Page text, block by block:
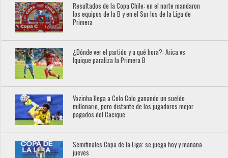
Resultados de la Copa Chile: en el norte mandaron
los equipos de la B y en el Sur los de la Liga de
Primera
¿Dónde ver el partido y a qué hora?: Arica vs
Iquique paraliza la Primera B
Vozinha llega a Colo Colo ganando un sueldo
millonario, pero distante de los jugadores mejor
pagados del Cacique
Semifinales Copa de la Liga: se juega hoy y mañana
jueves